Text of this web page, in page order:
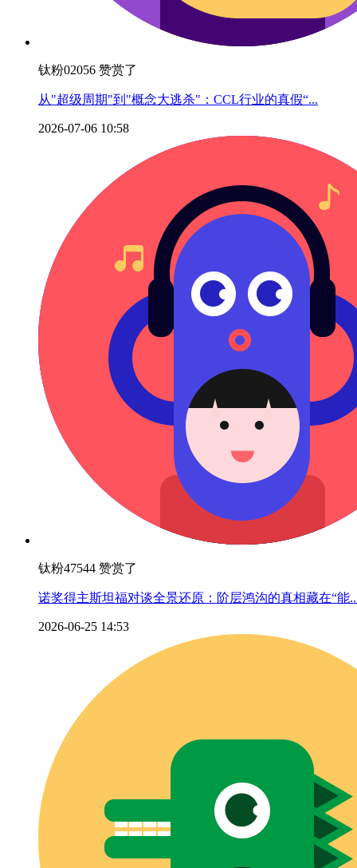
钛粉02056 赞赏了
从"超级周期"到"概念大逃杀"：CCL行业的真假“...
2026-07-06 10:58
钛粉47544 赞赏了
诺奖得主斯坦福对谈全景还原：阶层鸿沟的真相藏在“能
2026-06-25 14:53